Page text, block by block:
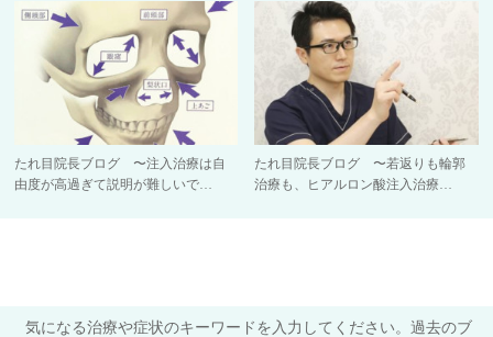
たれ目院長ブログ 〜注入治療は自
由度が高過ぎて説明が難しいで…
たれ目院長ブログ 〜若返りも輪郭
治療も、ヒアルロン酸注入治療…
気になる治療や症状のキーワードを入力してください。過去のブ